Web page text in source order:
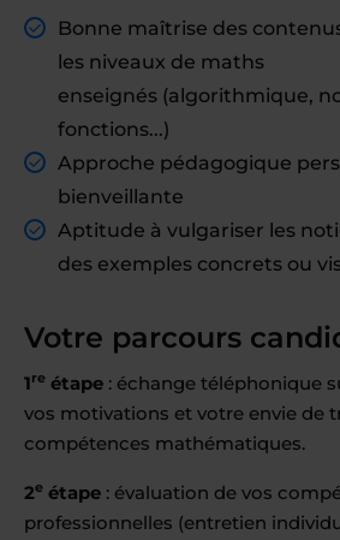
Bonne maîtrise des
les niveaux de maths
enseignés (algorithmique,
fonctions...)
Approche pédagogique
bienveillante
Aptitude à vulgariser les
des exemples concrets ou
Votre parcours
1re étape : échange téléphonique
vos motivations et votre envie de
compétences mathématiques.
2e étape : évaluation de vos
professionnelles (entretien